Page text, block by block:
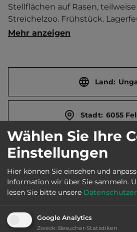
Stellflächen auf Rasen,
Streichelzoo. Frühstück.
Ortszentrum 1 km entfernt.
Mehr anzeigen
Land:
Stadt: 6055
Straße:
E-Mail:
Webseite:
Wählen Sie Ihre
Einstellungen
Hier können Sie einsehen und
Information wir über Sie sammeln.
lesen Sie bitte unsere
Google Analytics
Zweck: Besucher-Statistiken